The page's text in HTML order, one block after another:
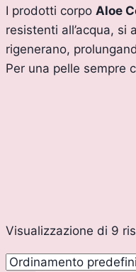
I prodotti corpo Aloe
resistenti all’acqua,
rigenerano,
Per una pelle sempre
Visualizzazione di 9